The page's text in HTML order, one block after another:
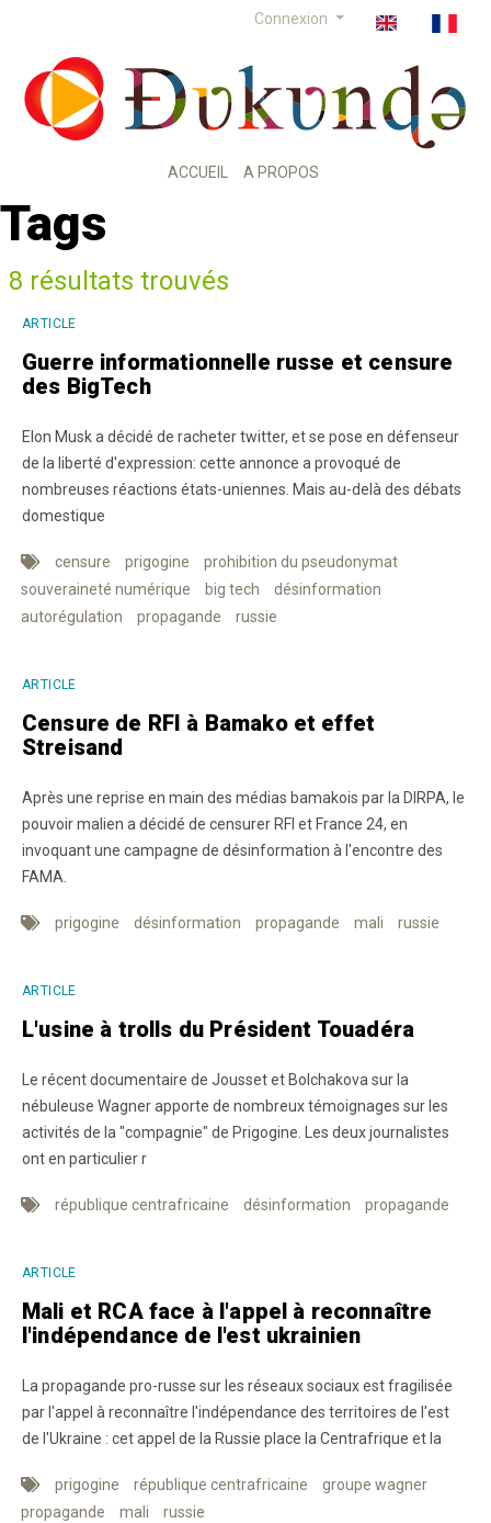
Connexion
ACCUEIL A PROPOS
Tags
8 résultats trouvés
ARTICLE
Guerre informationnelle russe et censure
des BigTech
Elon Musk a décidé de racheter twitter, et se pose en défenseur
de la liberté d'expression: cette annonce a provoqué de
nombreuses réactions états-uniennes. Mais au-delà des débats
domestique
censure prigogine
prohibition du pseudonymat
souveraineté numérique
big tech
désinformation
autorégulation
propagande russie
ARTICLE
Censure de RFI à Bamako et effet
Streisand
Après une reprise en main des médias bamakois par la DIRPA, le
pouvoir malien a décidé de censurer RFI et France 24, en
invoquant une campagne de désinformation à l'encontre des
FAMA.
prigogine désinformation propagande mali russie
ARTICLE
L'usine à trolls du Président Touadéra
Le récent documentaire de Jousset et Bolchakova sur la
nébuleuse Wagner apporte de nombreux témoignages sur les
activités de la "compagnie" de Prigogine. Les deux journalistes
ont en particulier r
république centrafricaine désinformation propagande
ARTICLE
Mali et RCA face à l'appel à reconnaître
l'indépendance de l'est ukrainien
La propagande pro-russe sur les réseaux sociaux est fragilisée
par l'appel à reconnaître l'indépendance des territoires de l'est
de l'Ukraine : cet appel de la Russie place la Centrafrique et la
prigogine république centrafricaine
groupe wagner
propagande
mali russie